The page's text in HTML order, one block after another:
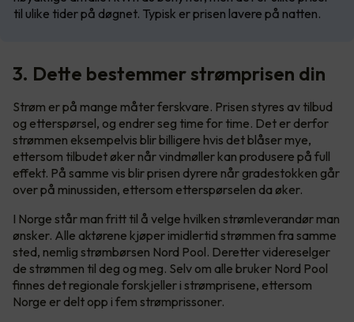
til ulike tider på døgnet. Typisk er prisen lavere på natten.
3. Dette bestemmer strømprisen din
Strøm er på mange måter ferskvare. Prisen styres av tilbud
og etterspørsel, og endrer seg time for time. Det er derfor
strømmen eksempelvis blir billigere hvis det blåser mye,
ettersom tilbudet øker når vindmøller kan produsere på full
effekt. På samme vis blir prisen dyrere når gradestokken går
over på minussiden, ettersom etterspørselen da øker.
I Norge står man fritt til å velge hvilken strømleverandør man
ønsker. Alle aktørene kjøper imidlertid strømmen fra samme
sted, nemlig strømbørsen Nord Pool. Deretter videreselger
de strømmen til deg og meg. Selv om alle bruker Nord Pool
finnes det regionale forskjeller i strømprisene, ettersom
Norge er delt opp i fem strømprissoner.